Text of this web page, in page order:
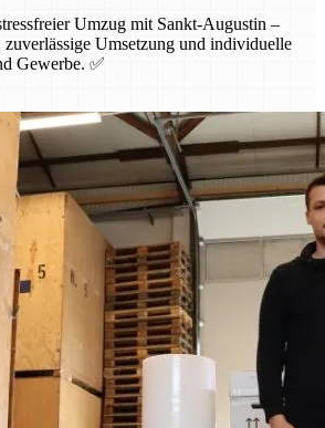
Umzug mit Sankt-Augustin –
zuverlässige Umsetzung und individuelle
Gewerbe. ✅